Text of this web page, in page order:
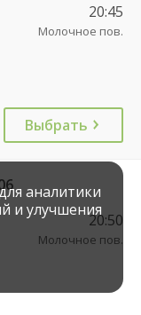
20:45
Молочное пов.
Выбрать
20:50
Молочное пов.
аналитики
и улучшения